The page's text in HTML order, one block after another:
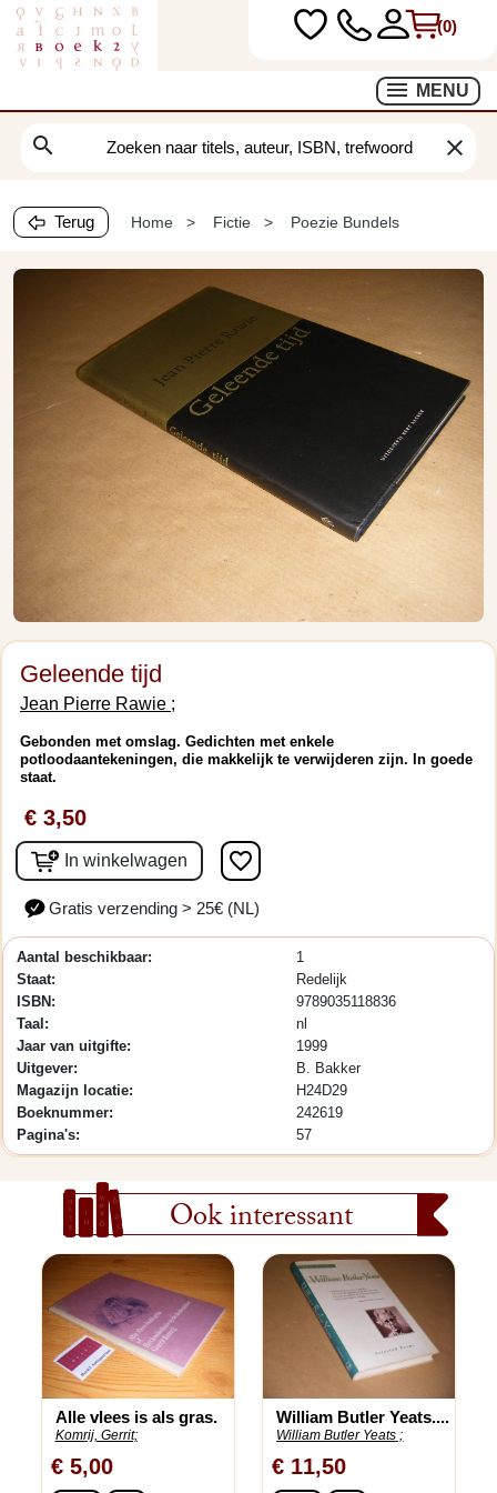
(0)
MENU
search clear
Terug Home Fictie Poezie Bundels
Geleende tijd
Jean Pierre Rawie ;
Gebonden met omslag. Gedichten met enkele
potloodaantekeningen, die makkelijk te verwijderen zijn. In goede
staat.
€ 3,50
In winkelwagen favorite_border
Gratis verzending > 25€ (NL)
Aantal beschikbaar:
1
Staat:
Redelijk
ISBN:
9789035118836
Taal:
nl
Jaar van uitgifte:
1999
Uitgever:
B. Bakker
Magazijn locatie:
H24D29
Boeknummer:
242619
Pagina's:
57
Ook interessant
Alle vlees is als gras.
Komrij, Gerrit;
€ 5,00
William Butler Yeats....
William Butler Yeats ;
€ 11,50